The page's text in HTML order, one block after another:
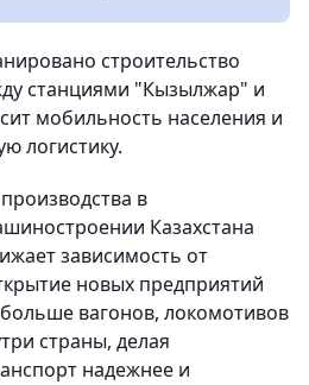
строительство
станциями "Кызылжар" и
мобильность населения и
логистику.
в
Казахстана
зависимость от
новых предприятий
вагонов, локомотивов
страны, делая
надежнее и